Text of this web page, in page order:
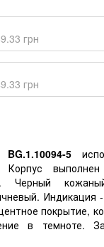
грн
грн
5
Корпус
Черный
Индикация
покрытие,
в темноте.